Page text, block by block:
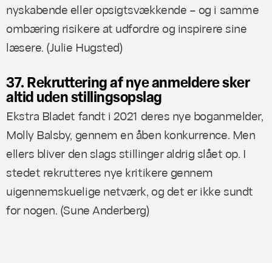
nyskabende eller opsigtsvækkende – og i samme
ombæring risikere at udfordre og inspirere sine
læsere. (Julie Hugsted)
37. Rekruttering af nye anmeldere sker
altid uden stillingsopslag
Ekstra Bladet fandt i 2021 deres nye boganmelder,
Molly Balsby, gennem en åben konkurrence. Men
ellers bliver den slags stillinger aldrig slået op. I
stedet rekrutteres nye kritikere gennem
uigennemskuelige netværk, og det er ikke sundt
for nogen. (Sune Anderberg)